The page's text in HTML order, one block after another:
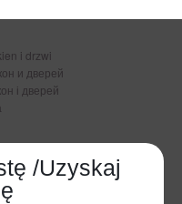
/Uzyskaj